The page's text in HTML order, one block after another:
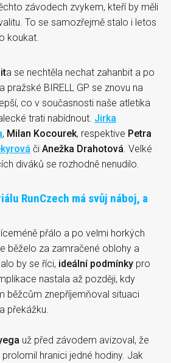
závodech zvykem, kteří by měli
To se samozřejmě stalo i letos
koukat.
a se nechtěla nechat zahanbit a po
pražské BIRELL GP se znovu na
co v současnosti naše atletika
trati nabídnout. Jirka
, Milan Kocourek, respektive Petra
či Anežka Drahotová . Velké
diváků se rozhodně nenudilo.
RunCzech má svůj náboj, a
přálo a po velmi horkých
běželo za zamračené oblohy a
by se říci, ideální podmínky pro
nastala až později, kdy
běžcům znepříjemňoval situaci
překážku.
už před závodem avizoval, že
hranici jedné hodiny. Jak